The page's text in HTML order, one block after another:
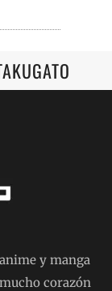
y manga
corazón